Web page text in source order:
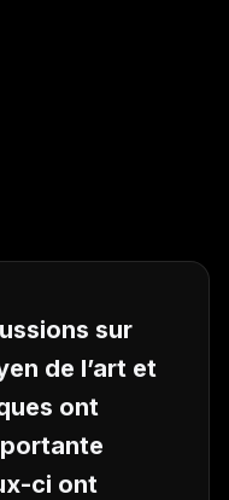
sur
de l’art et
ont
ci ont